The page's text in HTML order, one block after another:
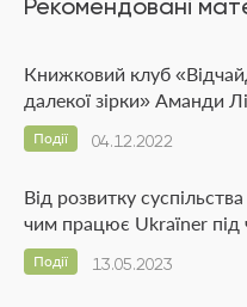
Рекомендовані
Книжковий клуб
далекої зірки» Аманди
04.12.2022
Події
Від розвитку
чим працює Ukraїner під
13.05.2023
Події